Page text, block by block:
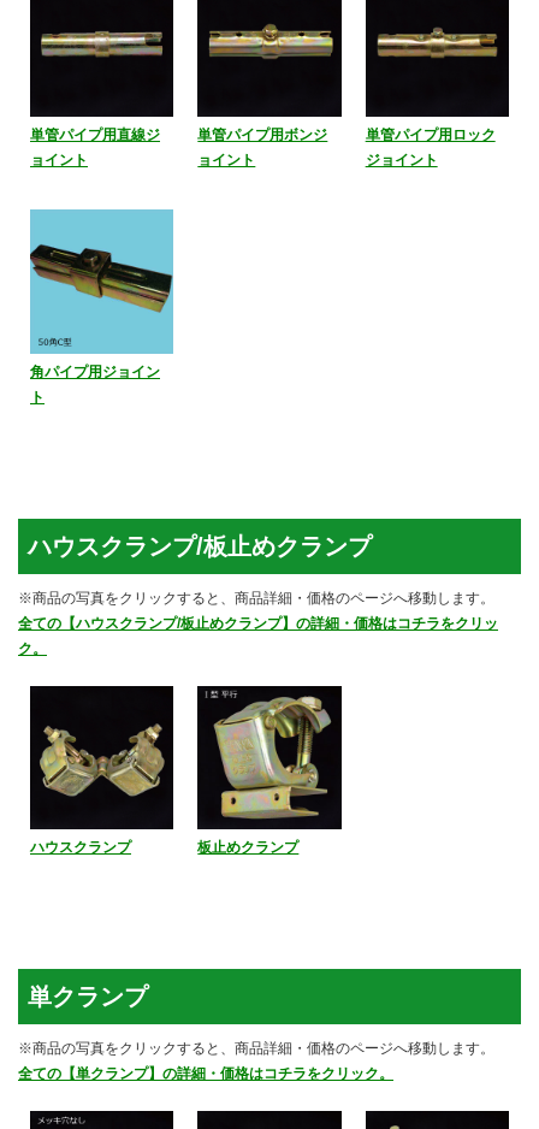
単管パイプ用直線ジ
ョイント
単管パイプ用ボンジ
ョイント
単管パイプ用ロック
ジョイント
角パイプ用ジョイン
ト
ハウスクランプ/板止めクランプ
※商品の写真をクリックすると、商品詳細・価格のページへ移動します。
全ての【ハウスクランプ/板止めクランプ】の詳細・価格はコチラをクリッ
ク。
ハウスクランプ 板止めクランプ
単クランプ
※商品の写真をクリックすると、商品詳細・価格のページへ移動します。
全ての【単クランプ】の詳細・価格はコチラをクリック。